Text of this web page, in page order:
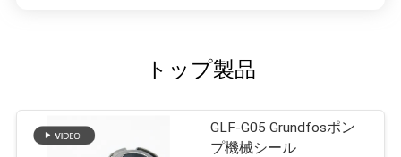
トップ製品
GLF-G05 Grundfosポン
プ機械シール